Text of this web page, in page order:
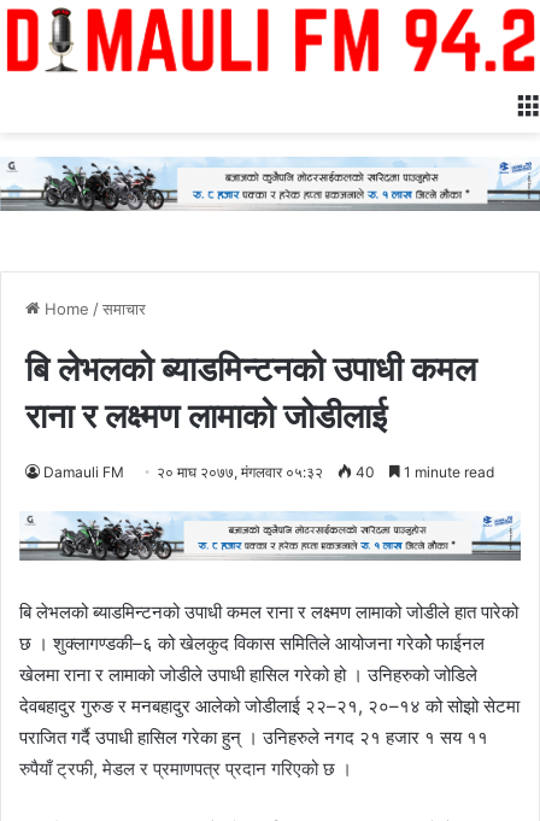
Home /समाचार
बि लेभलको ब्याडमिन्टनको उपाधी कमल
राना र लक्ष्मण लामाको जोडीलाई
Damauli FM २० माघ २०७७, मंगलवार ०५:३२ 40 1 minute read
बि लेभलको ब्याडमिन्टनको उपाधी कमल राना र लक्ष्मण लामाको जोडीले हात पारेको
छ । शुक्लागण्डकी–६ को खेलकुद विकास समितिले आयोजना गरेकोे फाईनल
खेलमा राना र लामाको जोडीले उपाधी हासिल गरेको हो । उनिहरुको जोडिले
देवबहादुर गुरुङ र मनबहादुर आलेको जोडीलाई २२–२१, २०–१४ को सोझो सेटमा
पराजित गर्दै उपाधी हासिल गरेका हुन् । उनिहरुले नगद २१ हजार १ सय ११
रुपैयाँ ट्रफी, मेडल र प्रमाणपत्र प्रदान गरिएको छ ।